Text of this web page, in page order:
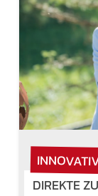
DIREKTE